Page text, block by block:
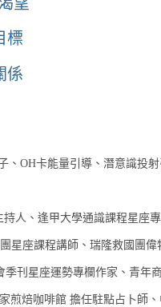
標
係
、OH卡能量引導、潛意識投
持人、逢甲大學通識課程星座
星座課程講師、瑞隆救國團偉
刊星座運勢專欄作家、青年
煎焙咖啡館 擔任駐點占卜師